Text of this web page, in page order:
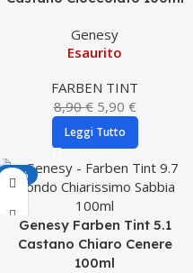
Genesy
Esaurito
FARBEN TINT
8,90€ 5,90 €
Leggi Tutto
-34%
Genesy Farben Tint 5.1
Castano Chiaro Cenere
100ml